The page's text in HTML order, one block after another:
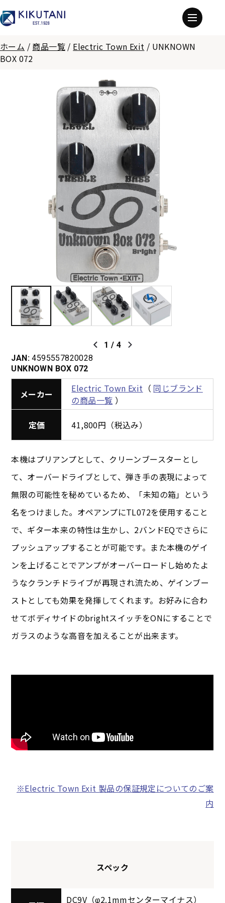
ホーム / 商品一覧 / Electric Town Exit / UNKNOWN
BOX 072
1 / 4
JAN: 4595557820028
UNKNOWN BOX 072
メーカー Electric Town Exit （ 同じブランド
の商品一覧 ）
定価 41,800円（税込み）
本機はプリアンプとして、クリーンブースターとし
て、オーバードライブとして、弾き手の表現によって
無限の可能性を秘めているため、「未知の箱」という
名をつけました。オペアンプにTL072を使用すること
で、ギター本来の特性は生かし、2バンドEQでさらに
プッシュアップすることが可能です。また本機のゲイ
ンを上げることでアンプがオーバーロードし始めたよ
うなクランチドライブが再現され流ため、ゲインブー
ストとしても効果を発揮してくれます。お好みに合わ
せてボディサイドのbrightスイッチをONにすることで
ガラスのような高音を加えることが出来ます。
※Electric Town Exit 製品の保証規定についてのご案
内
スペック
DC9V（φ2.1mmセンターマイナス）